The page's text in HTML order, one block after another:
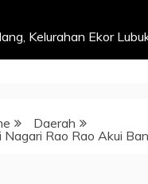
Kelurahan Ekor
Daerah
Nagari Rao Rao Akui